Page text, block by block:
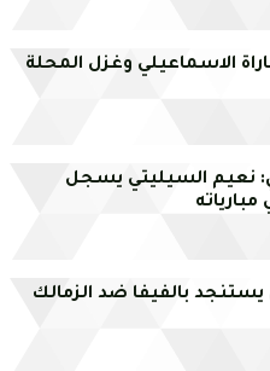
الاسماعيلي وغزل المحلة
نعيم السيليتي يسجل
بالفيفا ضد الزمالك